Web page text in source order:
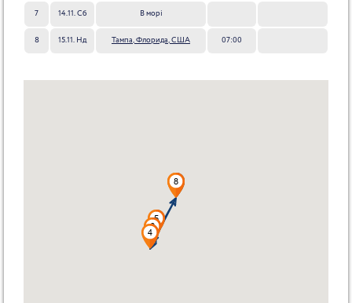
7 14.11. Сб В морі
8 15.11. Нд Тампа, Флорида, США 07:00